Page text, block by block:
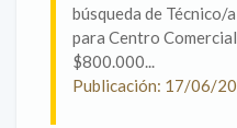
búsqueda de
para Centro
$800.000...
Publicación: 17/06/